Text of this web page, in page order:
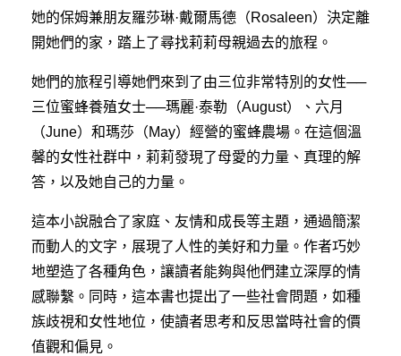
她的保姆兼朋友羅莎琳·戴爾馬德（Rosaleen）決定離
開她們的家，踏上了尋找莉莉母親過去的旅程。
她們的旅程引導她們來到了由三位非常特別的女性──
三位蜜蜂養殖女士──瑪麗·泰勒（August）、六月
（June）和瑪莎（May）經營的蜜蜂農場。在這個溫
馨的女性社群中，莉莉發現了母愛的力量、真理的解
答，以及她自己的力量。
這本小說融合了家庭、友情和成長等主題，通過簡潔
而動人的文字，展現了人性的美好和力量。作者巧妙
地塑造了各種角色，讓讀者能夠與他們建立深厚的情
感聯繫。同時，這本書也提出了一些社會問題，如種
族歧視和女性地位，使讀者思考和反思當時社會的價
值觀和偏見。
教學成果